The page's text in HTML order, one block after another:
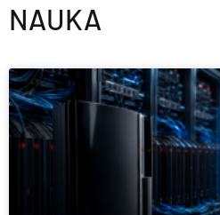
NAUKA